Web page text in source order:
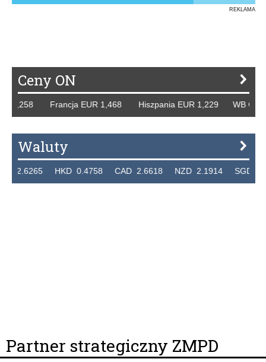
REKLAMA
Ceny ON
Francja EUR 1,468 Hiszpania EUR 1,229 WB GBP
Waluty
HKD 0.4758 CAD 2.6618 NZD 2.1914 SGD
Partner strategiczny ZMPD